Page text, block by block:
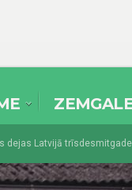
Latvijā trīsdesmitgades